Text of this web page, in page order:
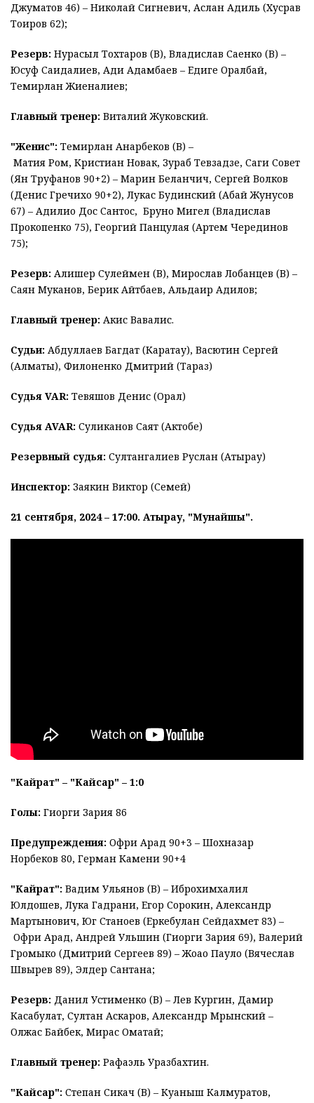
Джуматов 46) – Николай Сигневич, Аслан Адиль (Хусрав
Тоиров 62);
Резерв: Нурасыл Тохтаров (В), Владислав Саенко (В) –
Юсуф Саидалиев, Ади Адамбаев – Едиге Оралбай,
Темирлан Жиеналиев;
Главный тренер: Виталий Жуковский.
"Женис": Темирлан Анарбеков (В) –
Матия Ром, Кристиан Новак, Зураб Тевзадзе, Саги Совет
(Ян Труфанов 90+2) – Марин Беланчич, Сергей Волков
(Денис Гречихо 90+2), Лукас Будинский (Абай Жунусов
67) – Адилио Дос Сантос, Бруно Мигел (Владислав
Прокопенко 75), Георгий Панцулая (Артем Черединов
75);
Резерв: Алишер Сулеймен (В), Мирослав Лобанцев (В) –
Саян Муканов, Берик Айтбаев, Альдаир Адилов;
Главный тренер: Акис Вавалис.
Судьи: Абдуллаев Багдат (Каратау), Васютин Сергей
(Алматы), Филоненко Дмитрий (Тараз)
Судья VAR: Тевяшов Денис (Орал)
Судья AVAR: Суликанов Саят (Актобе)
Резервный судья: Султангалиев Руслан (Атырау)
Инспектор: Заякин Виктор (Семей)
21 сентября, 2024 – 17:00. Атырау, "Мунайшы".
"Кайрат" – "Кайсар" – 1:0
Голы: Гиорги Зария 86
Предупреждения: Офри Арад 90+3 – Шохназар
Норбеков 80, Герман Камени 90+4
"Кайрат": Вадим Ульянов (В) – Иброхимхалил
Юлдошев, Лука Гадрани, Егор Сорокин, Александр
Мартынович, Юг Станоев (Еркебулан Сейдахмет 83) –
Офри Арад, Андрей Ульшин (Гиорги Зария 69), Валерий
Громыко (Дмитрий Сергеев 89) – Жоао Пауло (Вячеслав
Швырев 89), Элдер Сантана;
Резерв: Данил Устименко (В) – Лев Кургин, Дамир
Касабулат, Султан Аскаров, Александр Мрынский –
Олжас Байбек, Мирас Оматай;
Главный тренер: Рафаэль Уразбахтин.
"Кайсар": Степан Сикач (В) – Куаныш Калмуратов,